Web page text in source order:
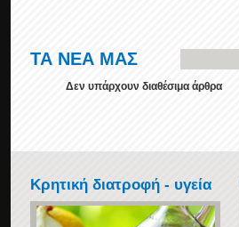
ΤΑ ΝΕΑ ΜΑΣ
Δεν υπάρχουν διαθέσιμα άρθρα
Κρητική διατροφή - υγεία